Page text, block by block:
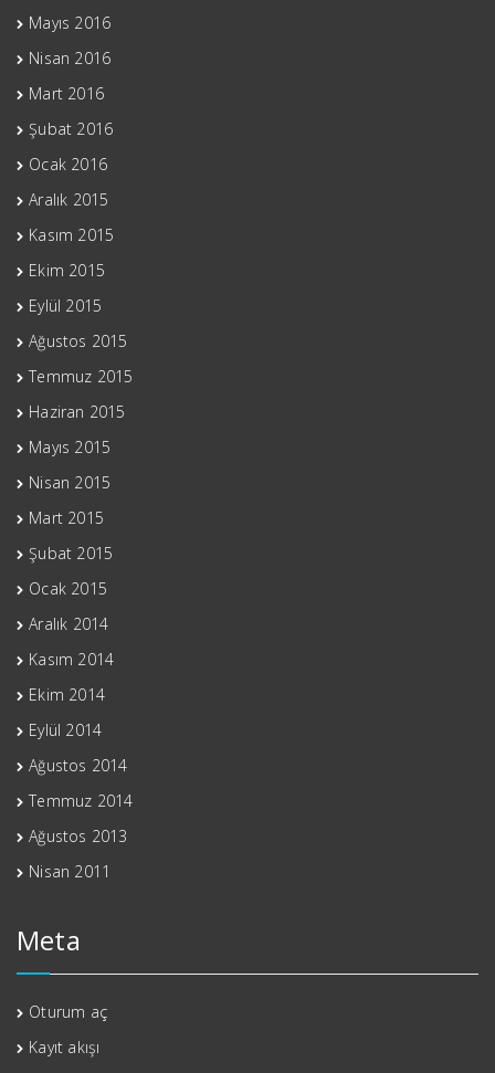
Mayıs 2016
Nisan 2016
Mart 2016
Şubat 2016
Ocak 2016
Aralık 2015
Kasım 2015
Ekim 2015
Eylül 2015
Ağustos 2015
Temmuz 2015
Haziran 2015
Mayıs 2015
Nisan 2015
Mart 2015
Şubat 2015
Ocak 2015
Aralık 2014
Kasım 2014
Ekim 2014
Eylül 2014
Ağustos 2014
Temmuz 2014
Ağustos 2013
Nisan 2011
Meta
Oturum aç
Kayıt akışı